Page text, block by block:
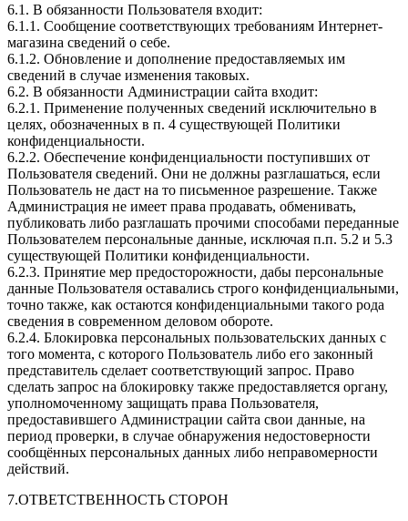
6.1. В обязанности Пользователя входит:
6.1.1. Сообщение соответствующих требованиям Интернет-
магазина сведений о себе.
6.1.2. Обновление и дополнение предоставляемых им
сведений в случае изменения таковых.
6.2. В обязанности Администрации сайта входит:
6.2.1. Применение полученных сведений исключительно в
целях, обозначенных в п. 4 существующей Политики
конфиденциальности.
6.2.2. Обеспечение конфиденциальности поступивших от
Пользователя сведений. Они не должны разглашаться, если
Пользователь не даст на то письменное разрешение. Также
Администрация не имеет права продавать, обменивать,
публиковать либо разглашать прочими способами переданные
Пользователем персональные данные, исключая п.п. 5.2 и 5.3
существующей Политики конфиденциальности.
6.2.3. Принятие мер предосторожности, дабы персональные
данные Пользователя оставались строго конфиденциальными,
точно также, как остаются конфиденциальными такого рода
сведения в современном деловом обороте.
6.2.4. Блокировка персональных пользовательских данных с
того момента, с которого Пользователь либо его законный
представитель сделает соответствующий запрос. Право
сделать запрос на блокировку также предоставляется органу,
уполномоченному защищать права Пользователя,
предоставившего Администрации сайта свои данные, на
период проверки, в случае обнаружения недостоверности
сообщённых персональных данных либо неправомерности
действий.
7.ОТВЕТСТВЕННОСТЬ СТОРОН